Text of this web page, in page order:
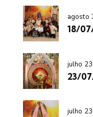
agosto
18/
julho
23/
julho